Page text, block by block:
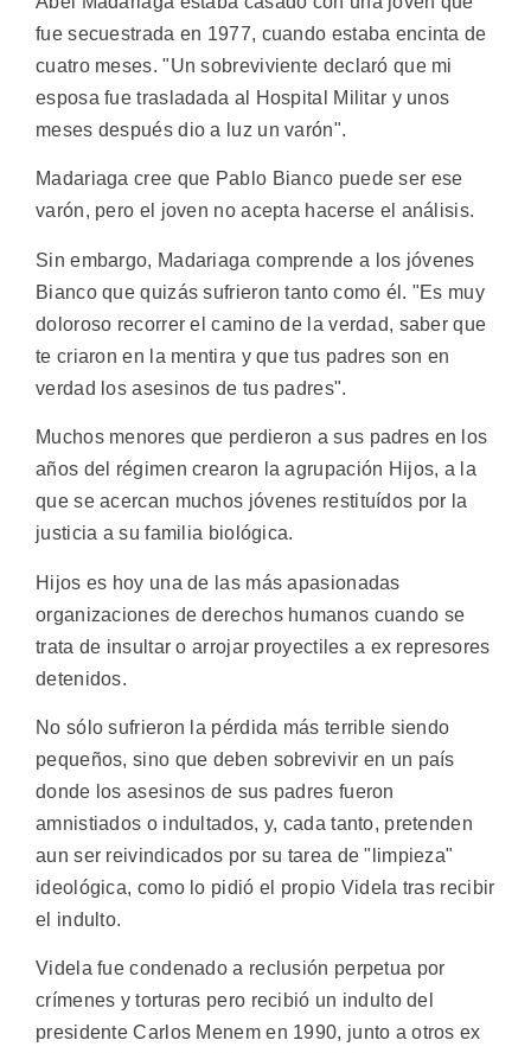
fue secuestrada en 1977, cuando estaba encinta de
cuatro meses. "Un sobreviviente declaró que mi
esposa fue trasladada al Hospital Militar y unos
meses después dio a luz un varón".
Madariaga cree que Pablo Bianco puede ser ese
varón, pero el joven no acepta hacerse el análisis.
Sin embargo, Madariaga comprende a los jóvenes
Bianco que quizás sufrieron tanto como él. "Es muy
doloroso recorrer el camino de la verdad, saber que
te criaron en la mentira y que tus padres son en
verdad los asesinos de tus padres".
Muchos menores que perdieron a sus padres en los
años del régimen crearon la agrupación Hijos, a la
que se acercan muchos jóvenes restituídos por la
justicia a su familia biológica.
Hijos es hoy una de las más apasionadas
organizaciones de derechos humanos cuando se
trata de insultar o arrojar proyectiles a ex represores
detenidos.
No sólo sufrieron la pérdida más terrible siendo
pequeños, sino que deben sobrevivir en un país
donde los asesinos de sus padres fueron
amnistiados o indultados, y, cada tanto, pretenden
aun ser reivindicados por su tarea de "limpieza"
ideológica, como lo pidió el propio Videla tras recibir
el indulto.
Videla fue condenado a reclusión perpetua por
crímenes y torturas pero recibió un indulto del
presidente Carlos Menem en 1990, junto a otros ex